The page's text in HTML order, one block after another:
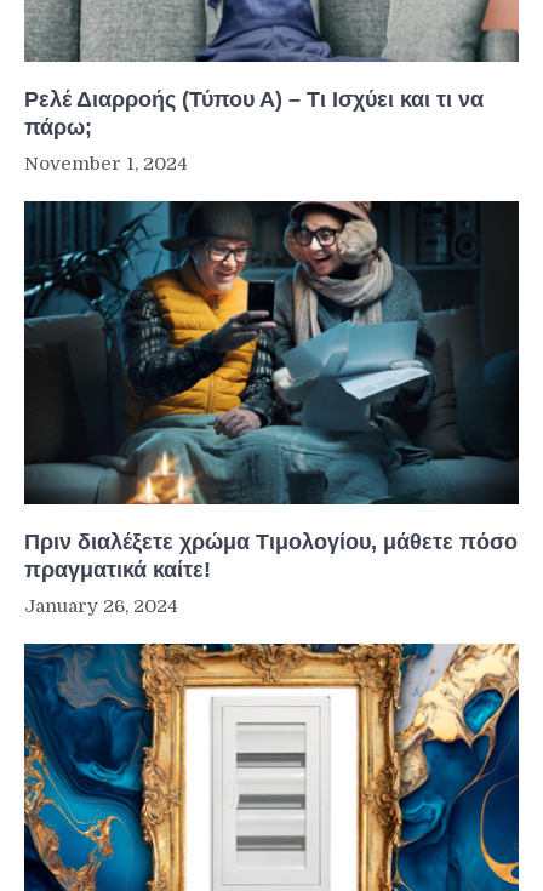
Ρελέ Διαρροής (Τύπου Α) – Τι Ισχύει και τι να
πάρω;
November 1, 2024
Πριν διαλέξετε χρώμα Τιμολογίου, μάθετε πόσο
πραγματικά καίτε!
January 26, 2024